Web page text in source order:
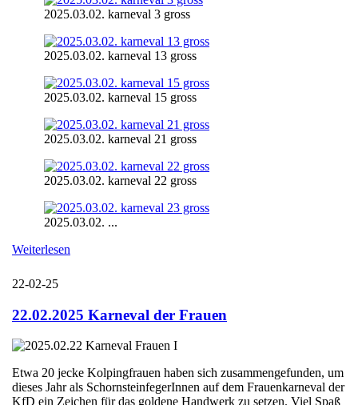
2025.03.02. karneval 3 gross
2025.03.02. karneval 13 gross
2025.03.02. karneval 15 gross
2025.03.02. karneval 21 gross
2025.03.02. karneval 22 gross
2025.03.02. ...
Weiterlesen
22-02-25
22.02.2025 Karneval der Frauen
Etwa 20 jecke Kolpingfrauen haben sich zusammengefunden, um
dieses Jahr als SchornsteinfegerInnen auf dem Frauenkarneval der
KfD ein Zeichen für das goldene Handwerk zu setzen. Viel Spaß